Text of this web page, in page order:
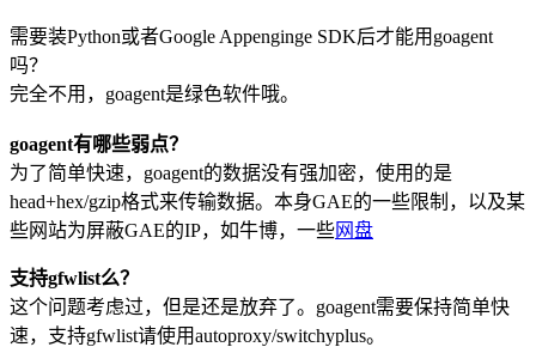
需要装Python或者Google Appenginge SDK后才能用goagent
吗？
完全不用，goagent是绿色软件哦。
goagent有哪些弱点？
为了简单快速，goagent的数据没有强加密，使用的是
head+hex/gzip格式来传输数据。本身GAE的一些限制，以及某
些网站为屏蔽GAE的IP，如牛博，一些网盘
支持gfwlist么？
这个问题考虑过，但是还是放弃了。goagent需要保持简单快
速，支持gfwlist请使用autoproxy/switchyplus。